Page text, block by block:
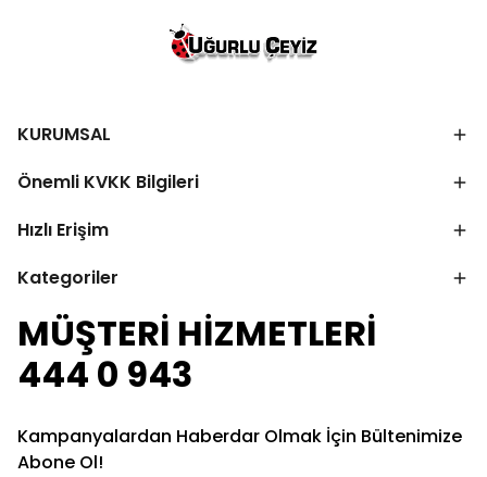
KURUMSAL
Önemli KVKK Bilgileri
Hızlı Erişim
Kategoriler
MÜŞTERİ HİZMETLERİ
444 0 943
Kampanyalardan Haberdar Olmak İçin Bültenimize
Abone Ol!